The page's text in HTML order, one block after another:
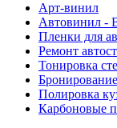
Арт-винил
Автовинил -
Пленки для
Ремонт
Тонировка
Полировка
Карбоновые